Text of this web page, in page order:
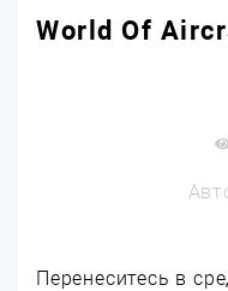
World Of
Перенеситесь в